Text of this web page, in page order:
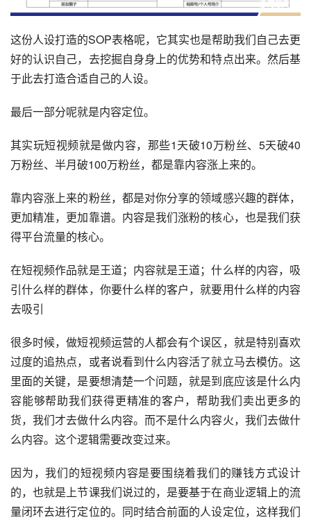
这份人设打造的SOP表格呢，它其实也是帮助我们自己去更
好的认识自己，去挖掘自身身上的优势和特点出来。然后基
于此去打造合适自己的人设。
最后一部分呢就是内容定位。
其实玩短视频就是做内容，那些1天破10万粉丝、5天破40
万粉丝、半月破100万粉丝，都是靠内容涨上来的。
靠内容涨上来的粉丝，都是对你分享的领域感兴趣的群体，
更加精准，更加靠谱。内容是我们涨粉的核心，也是我们获
得平台流量的核心。
在短视频作品就是王道；内容就是王道；什么样的内容，吸
引什么样的群体，你要什么样的客户，就要用什么样的内容
去吸引
很多时候，做短视频运营的人都会有个误区，就是特别喜欢
过度的追热点，或者说看到什么内容活了就立马去模仿。这
里面的关键，是要想清楚一个问题，就是到底应该是什么内
容能够帮助我们获得更精准的客户，帮助我们卖出更多的
货，我们才去做什么内容。而不是什么内容火，我们去做什
么内容。这个逻辑需要改变过来。
因为，我们的短视频内容是要围绕着我们的赚钱方式设计
的，也就是上节课我们说过的，是要基于在商业逻辑上的流
量闭环去进行定位的。同时结合前面的人设定位，这样我们